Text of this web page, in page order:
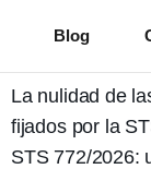
Blog
Más
La nulidad de
fijados por la
STS 772/2026: